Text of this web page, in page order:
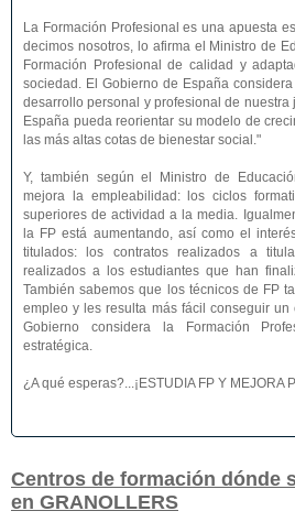
La Formación Profesional es una apuesta
decimos nosotros, lo afirma el Ministro de
Formación Profesional de calidad y
sociedad. El Gobierno de España
desarrollo personal y profesional de nuestra
España pueda reorientar su modelo de
las más altas cotas de bienestar social."
Y, también según el Ministro de
mejora la empleabilidad: los ciclos
superiores de actividad a la media.
la FP está aumentando, así como el
titulados: los contratos realizados a
realizados a los estudiantes que han
También sabemos que los técnicos de FP
empleo y les resulta más fácil conseguir un
Gobierno considera la Formación
estratégica.
¿A qué esperas?...¡ESTUDIA FP Y MEJORA
Centros de formación dónde
en GRANOLLERS